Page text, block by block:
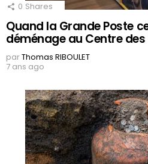
0 Shares
Quand la Grande Poste
déménage au Centre
parThomas RIBOULET
7 ans ago